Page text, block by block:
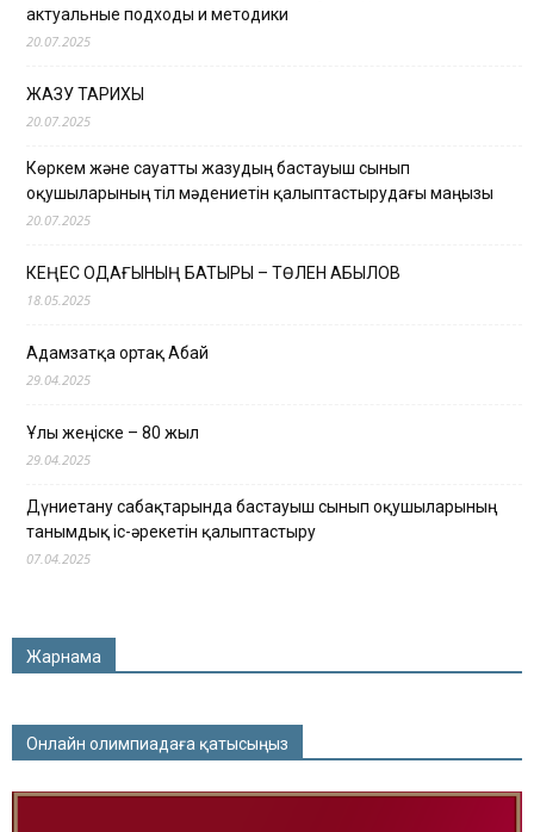
актуальные подходы и методики
20.07.2025
ЖАЗУ ТАРИХЫ
20.07.2025
Көркем және сауатты жазудың бастауыш сынып
оқушыларының тіл мәдениетін қалыптастырудағы маңызы
20.07.2025
КЕҢЕС ОДАҒЫНЫҢ БАТЫРЫ – ТӨЛЕН ҚАБЫЛОВ
18.05.2025
Адамзатқа ортақ Абай
29.04.2025
Ұлы жеңіске – 80 жыл
29.04.2025
Дүниетану сабақтарында бастауыш сынып оқушыларының
танымдық іс-әрекетін қалыптастыру
07.04.2025
Жарнама
Онлайн олимпиадаға қатысыңыз